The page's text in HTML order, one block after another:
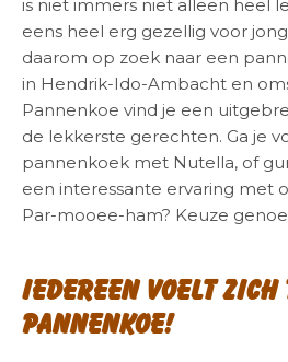
is niet immers niet alleen heel
eens heel erg gezellig voor
daarom op zoek naar een
in Hendrik-Ido-Ambacht en
Pannenkoe vind je een
de lekkerste gerechten. Ga je
pannenkoek met Nutella, of
een interessante ervaring met
Par-mooee-ham? Keuze
Iedereen voelt
Pannenkoe!